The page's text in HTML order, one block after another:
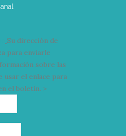
Su dirección de
para enviarle
sobre las
usar el enlace para
el boletín. >